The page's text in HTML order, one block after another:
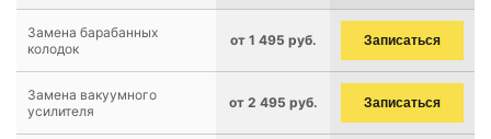
Замена барабанных
колодок
от 1 495 руб. Записаться
Замена вакуумного
усилителя
от 2 495 руб. Записаться